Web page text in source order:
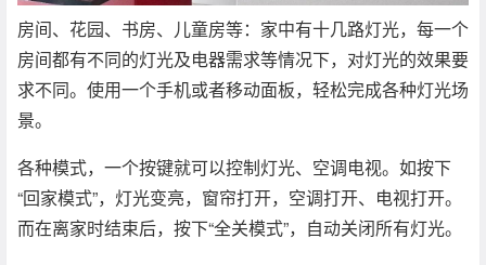
房间、花园、书房、儿童房等：家中有十几路灯光，每一个
房间都有不同的灯光及电器需求等情况下，对灯光的效果要
求不同。使用一个手机或者移动面板，轻松完成各种灯光场
景。
各种模式，一个按键就可以控制灯光、空调电视。如按下
“回家模式”，灯光变亮，窗帘打开，空调打开、电视打开。
而在离家时结束后，按下“全关模式”，自动关闭所有灯光。